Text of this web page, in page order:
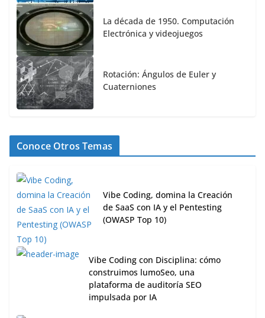
La década de 1950. Computación
Electrónica y videojuegos
Rotación: Ángulos de Euler y
Cuaterniones
Conoce Otros Temas
Vibe Coding, domina la Creación
de SaaS con IA y el Pentesting
(OWASP Top 10)
Vibe Coding con Disciplina: cómo
construimos lumoSeo, una
plataforma de auditoría SEO
impulsada por IA